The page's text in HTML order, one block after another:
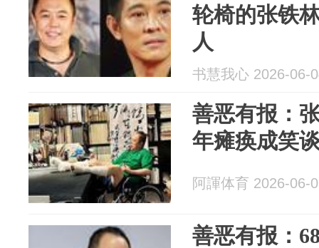
轮椅的张铁
人
书慧我心 2026-06-
善恶有报：
年瘫痪成笑
阿諢体育 2026-06-
善恶有报：